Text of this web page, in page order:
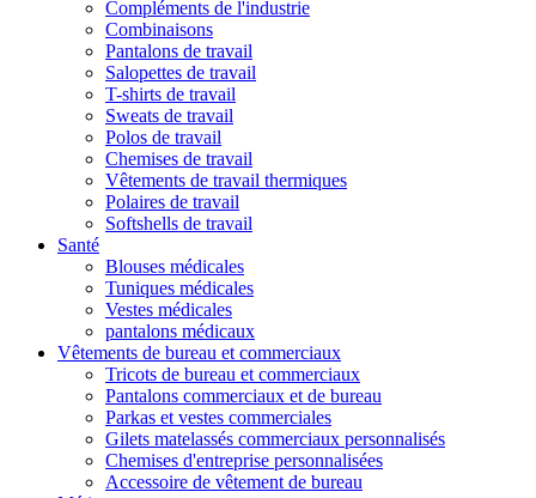
Compléments de l'industrie
Combinaisons
Pantalons de travail
Salopettes de travail
T-shirts de travail
Sweats de travail
Polos de travail
Chemises de travail
Vêtements de travail thermiques
Polaires de travail
Softshells de travail
Santé
Blouses médicales
Tuniques médicales
Vestes médicales
pantalons médicaux
Vêtements de bureau et commerciaux
Tricots de bureau et commerciaux
Pantalons commerciaux et de bureau
Parkas et vestes commerciales
Gilets matelassés commerciaux personnalisés
Chemises d'entreprise personnalisées
Accessoire de vêtement de bureau